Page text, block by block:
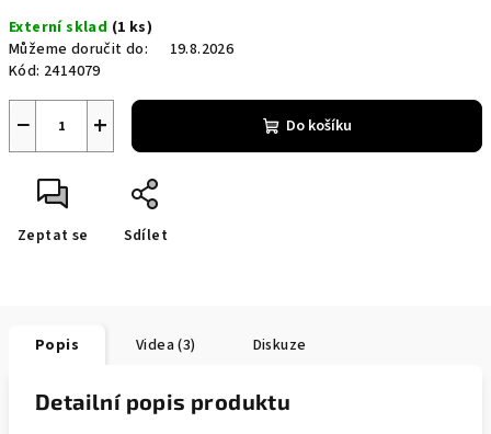
cena:
Externí sklad (1 ks)
Můžeme doručit do:
19.8.2026
Kód: 2414079
+
− Do košíku
Zeptat se Sdílet
Popis Videa (3) Diskuze
Detailní popis produktu